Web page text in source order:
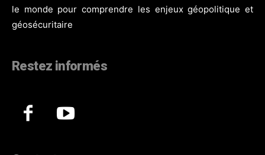
le monde pour comprendre les enjeux géopolitique et
géosécuritaire
Restez informés